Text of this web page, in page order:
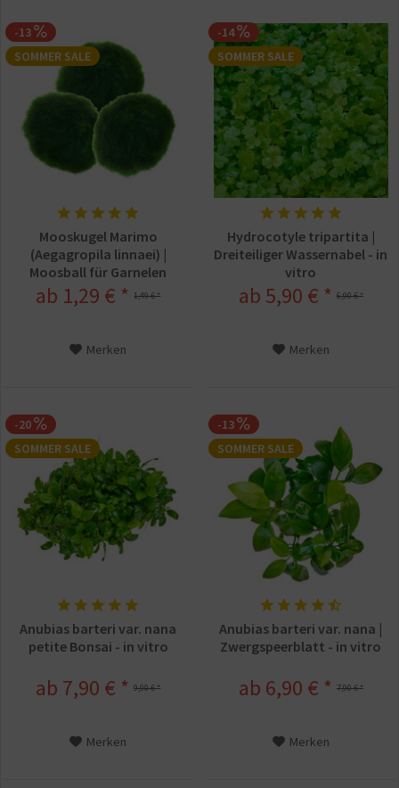
-13
SOMMER SALE
Mooskugel Marimo
(Aegagropila linnaei) |
Moosball für Garnelen
1,49 € *
ab 1,29 € *
Merken
-14
SOMMER SALE
Hydrocotyle tripartita |
Dreiteiliger Wassernabel - in
vitro
6,90 € *
ab 5,90 € *
Merken
-20
SOMMER SALE
Anubias barteri var. nana
petite Bonsai - in vitro
9,90 € *
ab 7,90 € *
Merken
-13
SOMMER SALE
Anubias barteri var. nana |
Zwergspeerblatt - in vitro
7,90 € *
ab 6,90 € *
Merken